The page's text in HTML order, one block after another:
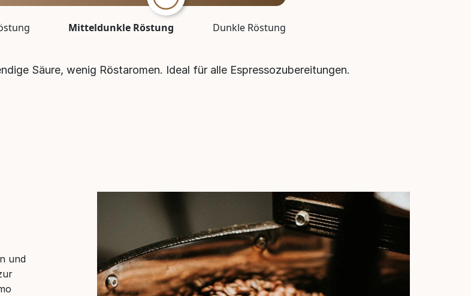
Mitteldunkle Röstung Dunkle Röstung
Säure, wenig Röstaromen. Ideal für alle Espressozubereitungen.
und